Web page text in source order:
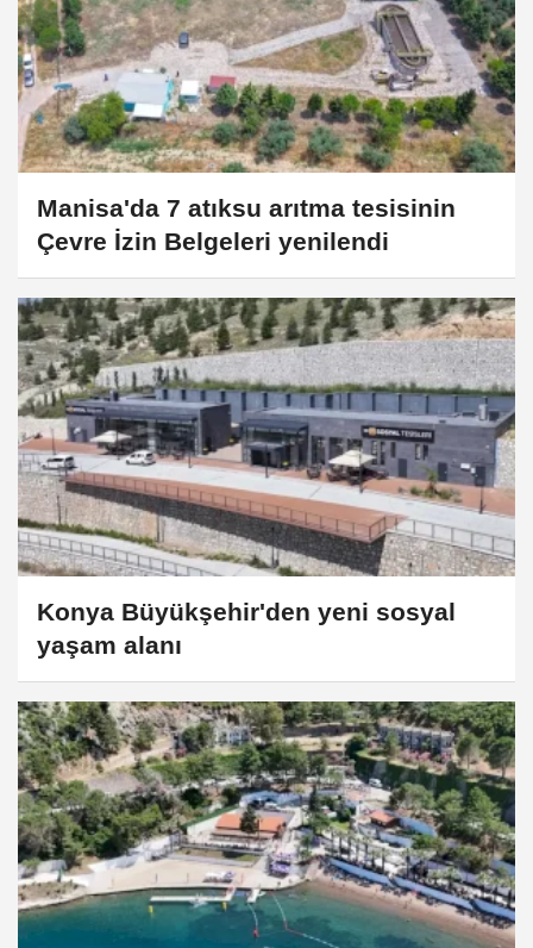
Manisa'da 7 atıksu arıtma tesisinin
Çevre İzin Belgeleri yenilendi
Konya Büyükşehir'den yeni sosyal
yaşam alanı